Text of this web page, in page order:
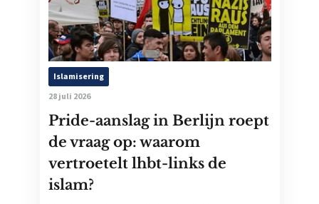
Islamisering
28 juli 2026
Pride-aanslag in Berlijn roept
de vraag op: waarom
vertroetelt lhbt-links de
islam?